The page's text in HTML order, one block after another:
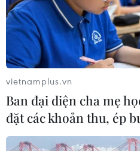
vietnamplus.vn
Ban đại diện cha mẹ
đặt các khoản thu, ép